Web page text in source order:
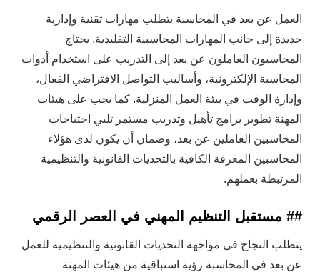
العمل عن بعد في المحاسبة يتطلب مهارات تقنية وإدارية
جديدة إلى جانب المهارات المحاسبية التقليدية. يحتاج
المحاسبون العاملون عن بعد إلى التدريب على استخدام أدوات
المحاسبة الإلكترونية، وأساليب التواصل الافتراضي الفعال،
وإدارة الوقت في بيئة العمل المنزلية. كما يجب على هيئات
المهنة تطوير برامج تأهيل وتدريب مستمر تلبي احتياجات
المحاسبين العاملين عن بعد، وضمان أن يكون لدى هؤلاء
المحاسبين المعرفة الكافية بالتحديات القانونية والتنظيمية
المرتبطة بعملهم.
## مستقبل التنظيم المهني في العصر الرقمي
يتطلب النجاح في مواجهة التحديات القانونية والتنظيمية للعمل
عن بعد في المحاسبة رؤية استباقية من هيئات المهنة